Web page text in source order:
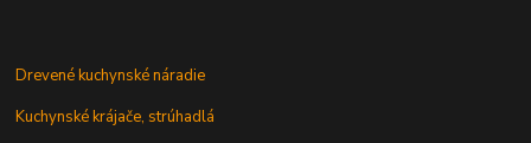
Drevené kuchynské náradie
Kuchynské krájače, strúhadlá